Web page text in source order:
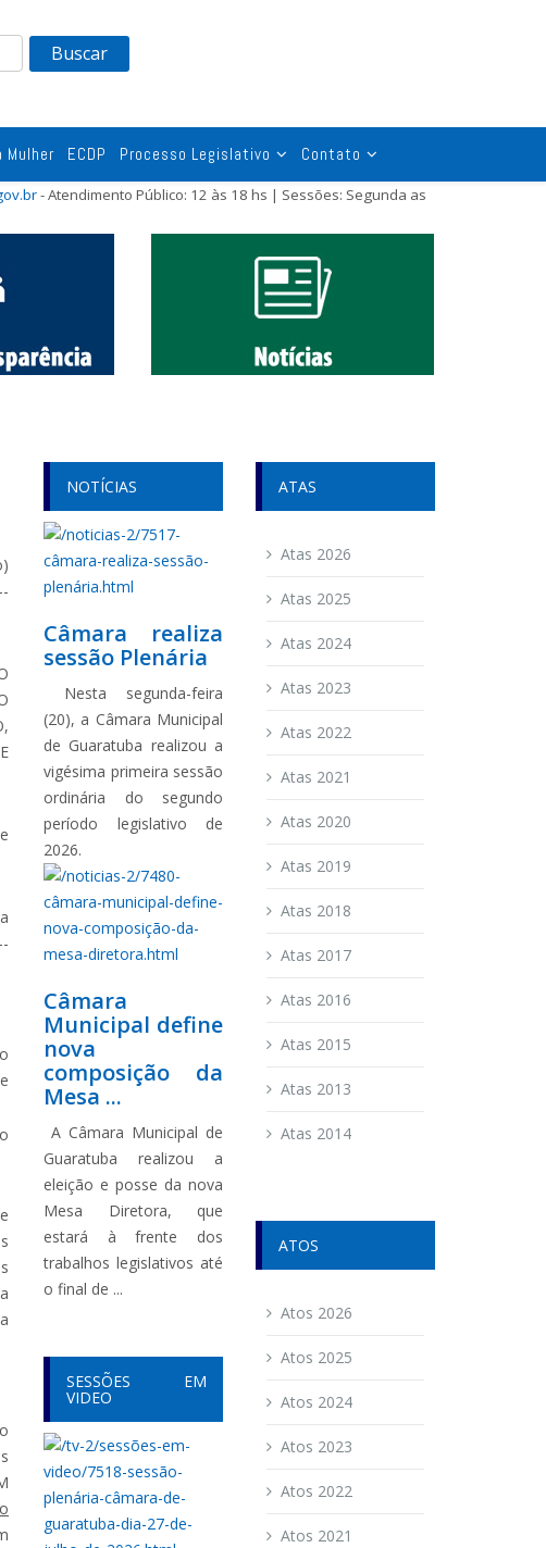
Buscar
Mulher ECDP Processo Legislativo Contato
- Atendimento Público: 12 às 18 hs | Sessões: Segunda as
NOTÍCIAS
Câmara realiza
sessão Plenária
Nesta segunda-feira
(20), a Câmara Municipal
de Guaratuba realizou a
vigésima primeira sessão
ordinária do segundo
período legislativo de
2026.
Câmara
Municipal define
nova
composição da
Mesa ...
A Câmara Municipal de
Guaratuba realizou a
eleição e posse da nova
Mesa Diretora, que
estará à frente dos
trabalhos legislativos até
o final de ...
SESSÕES EM
VIDEO
ATAS
Atas 2026
Atas 2025
Atas 2024
Atas 2023
Atas 2022
Atas 2021
Atas 2020
Atas 2019
Atas 2018
Atas 2017
Atas 2016
Atas 2015
Atas 2013
Atas 2014
ATOS
Atos 2026
Atos 2025
Atos 2024
Atos 2023
Atos 2022
Atos 2021